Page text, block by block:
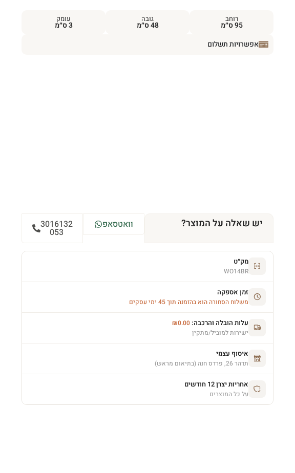
רוחב
95 ס״מ
גובה
48 ס״מ
עומק
3 ס״מ
אפשרויות תשלום
יש שאלה על המוצר? וואטסאפ 3016132
053
מק״ט
WO14BR
זמן אספקה
משלוח הסחורה הוא בהזמנה תוך 45 ימי עסקים
עלות הובלה והרכבה: ₪0.00
ישירות למוביל/מתקין
איסוף עצמי
תדהר 26, פרדס חנה (בתיאום מראש)
אחריות יצרן 12 חודשים
על כל המוצרים